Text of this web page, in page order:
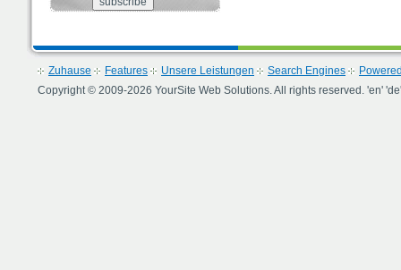
Zuhause Features Unsere Leistungen Search Engines
Copyright © 2009-2026 YourSite Web Solutions. All rights reserved. 'en' 'de'